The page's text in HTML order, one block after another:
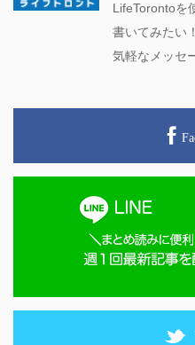
LifeTorontoを
書いてみたい
気軽なメッセ